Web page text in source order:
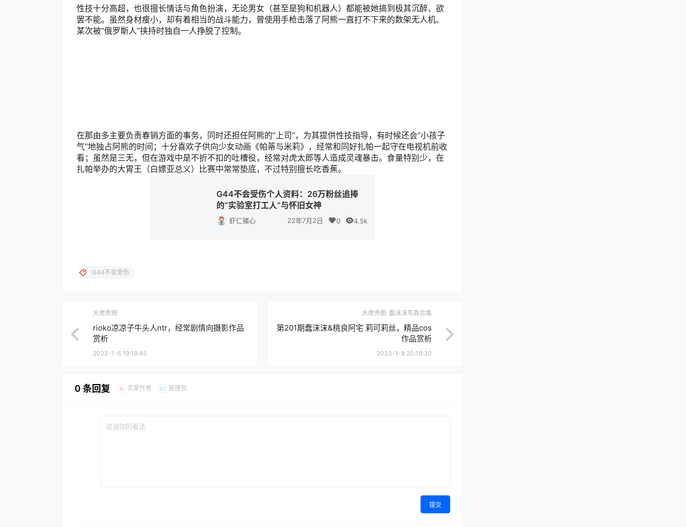
性技十分高超，也很擅长情话与角色扮演，无论男女（甚至是狗和机器人）都能被她搞到极其沉醉、欲
罢不能。虽然身材瘦小，却有着相当的战斗能力，曾使用手枪击落了阿熊一直打不下来的数架无人机、
某次被“俄罗斯人”挟持时独自一人挣脱了控制。
在那由多主要负责春销方面的事务，同时还担任阿熊的“上司”，为其提供性技指导，有时候还会“小孩子
气”地独占阿熊的时间；十分喜欢子供向少女动画《帕蒂与米莉》，经常和同好扎帕一起守在电视机前收
看；虽然是三无，但在游戏中是不折不扣的吐槽役，经常对虎太郎等人造成灵魂暴击。食量特别少，在
扎帕举办的大胃王（白嫖亚总义）比赛中常常垫底，不过特别擅长吃香蕉。
G44不会受伤个人资料：26万粉丝追捧
的“实验室打工人”与怀旧女神
虾仁猪心 22年7月2日 0 4.5k
G44不会受伤
大佬秀图
rioko凉凉子牛头人ntr，经常剧情向摄影作品
赏析
2023-1-6 19:19:45
大佬秀图 蠢沫沫写真合集
第201期蠢沫沫&桃良阿宅 莉可莉丝，精品cos
作品赏析
2023-1-8 20:18:30
0 条回复 A 文章作者 M 管理员
提交